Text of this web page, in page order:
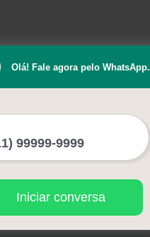
Olá! Fale agora pelo WhatsApp.
Iniciar conversa